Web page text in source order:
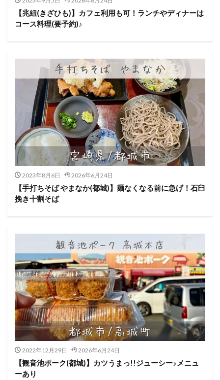
【兆紐(きざひも)】カフェ利用も可！ランチやディナーは
コース料理(要予約)♪
2023年8月6日 2026年6月24日
【手打ちそば やまなか(都城)】麺なくなる前に急げ！石臼
挽き十割そば
2022年12月29日 2026年6月24日
【観音池ポーク(都城)】カツうまっ!!ジューシー♪メニュ
ーあり